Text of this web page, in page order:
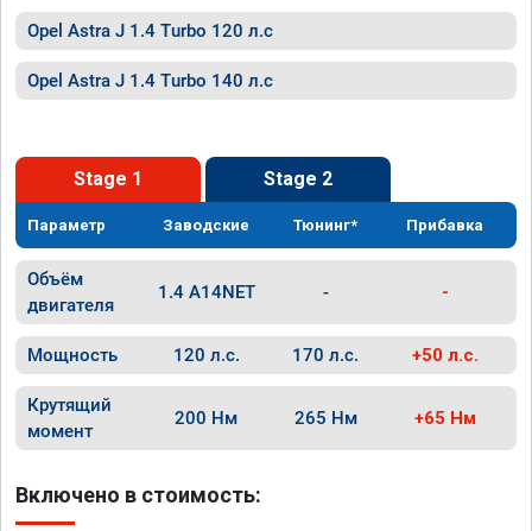
Opel Astra J 1.4 Turbo 120 л.с
Opel Astra J 1.4 Turbo 140 л.с
Stage 1 Stage 2
Параметр Заводские Тюнинг* Прибавка
Объём
двигателя
1.4 A14NET - -
Мощность 120 л.с. 170 л.с. +50 л.с.
Крутящий
момент
200 Нм 265 Нм +65 Нм
Включено в стоимость: